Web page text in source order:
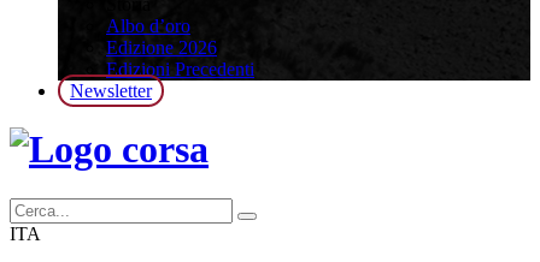
Albo d’oro
Edizione 2026
Edizioni Precedenti
Newsletter
ITA